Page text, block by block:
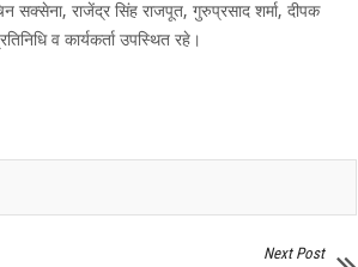
सक्सेना, राजेंद्र सिंह राजपूत, गुरुप्रसाद शर्मा, दीपक
व कार्यकर्ता उपस्थित रहे।
Next Post